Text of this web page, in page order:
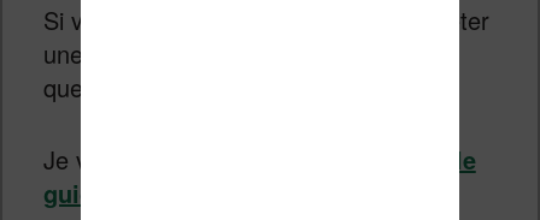
Si vous voulez une
ou en acheter
une pour placer sous le sapin de
quelqu’un, il ne faut donc pas tarder.
Je vous invite directement à consulter
le
guide des meilleures liseuses du